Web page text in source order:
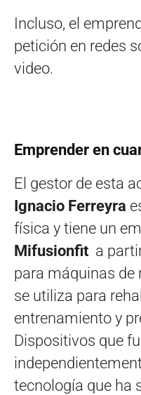
Incluso, el
petición en redes
video.
Emprender en
El gestor de esta
Ignacio Ferreyra
física y tiene un
Mifusionfit a
para máquinas de
se utiliza para
entrenamiento y
Dispositivos que
tecnología que ha